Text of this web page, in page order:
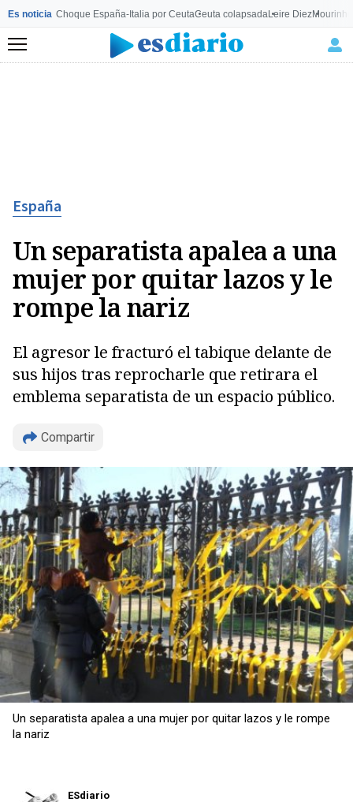
Es noticia Choque España-Italia por CeutaCeuta colapsadaLeire Diez
Menú
España
Un separatista apalea a una
mujer por quitar lazos y le
rompe la nariz
El agresor le fracturó el tabique delante de
sus hijos tras reprocharle que retirara el
emblema separatista de un espacio público.
Compartir
Un separatista apalea a una mujer por quitar lazos y le rompe
la nariz
ESdiario